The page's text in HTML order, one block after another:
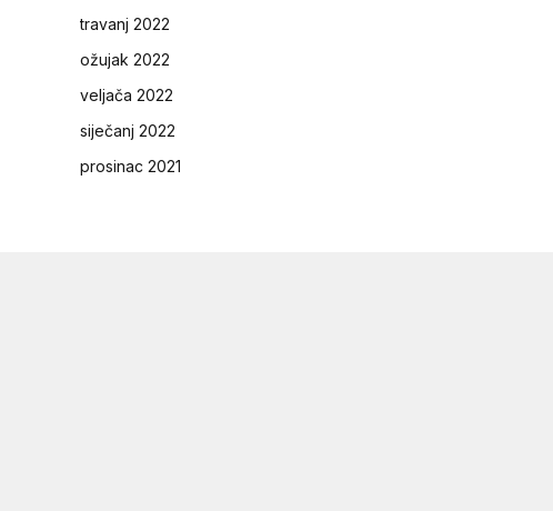
travanj 2022
ožujak 2022
veljača 2022
siječanj 2022
prosinac 2021